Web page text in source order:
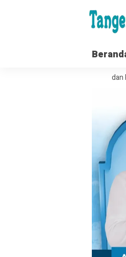
Tata Kelola Organisasi dan